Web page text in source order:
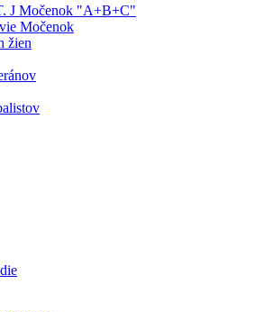
J Močenok "A+B+C"
Močenok
žien